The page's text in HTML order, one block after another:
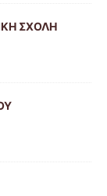
ΣΧΟΛΗ